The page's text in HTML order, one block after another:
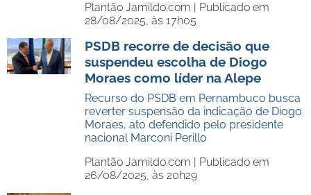
Plantão Jamildo.com | Publicado em
28/08/2025, às 17h05
PSDB recorre de decisão que
suspendeu escolha de Diogo
Moraes como líder na Alepe
Recurso do PSDB em Pernambuco busca
reverter suspensão da indicação de Diogo
Moraes, ato defendido pelo presidente
nacional Marconi Perillo
Plantão Jamildo.com | Publicado em
26/08/2025, às 20h29